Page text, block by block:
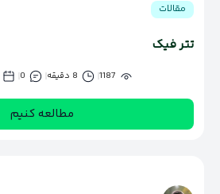
مقالات
تتر فیک
1187 8 دقیقه 0
مطالعه کنیم